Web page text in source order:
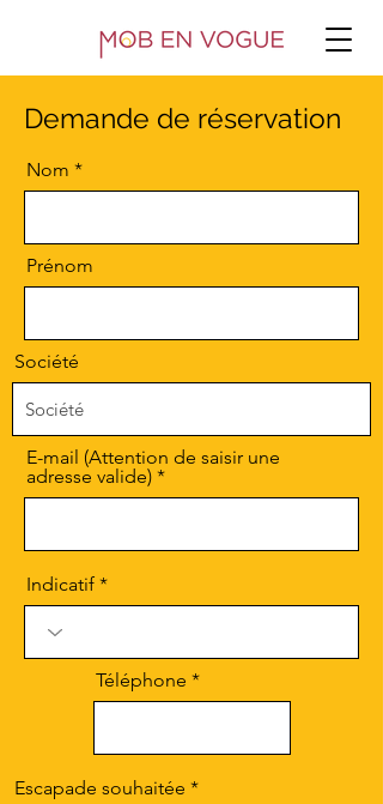
Demande de réservation
Nom
Prénom
Société
E-mail (Attention de saisir une
adresse valide)
Indicatif
Téléphone
Escapade souhaitée